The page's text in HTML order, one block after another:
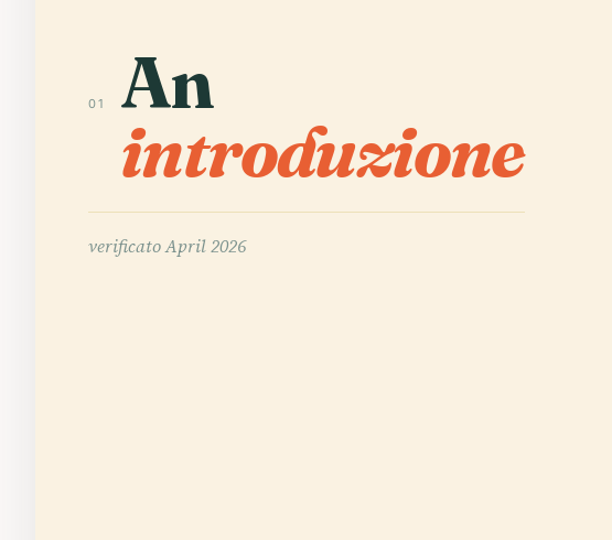
01 An
introduzione
verificatoApril 2026